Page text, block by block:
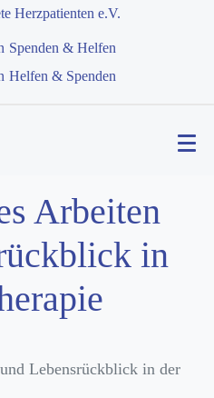
Herzpatienten e.V.
Spenden & Helfen
Helfen & Spenden
Arbeiten
in
Lebensrückblick in der